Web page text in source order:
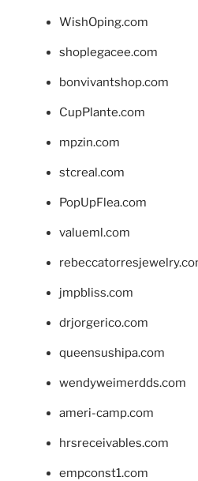
WishOping.com
shoplegacee.com
bonvivantshop.com
CupPlante.com
mpzin.com
stcreal.com
PopUpFlea.com
valueml.com
jmpbliss.com
drjorgerico.com
queensushipa.com
wendyweimerdds.com
ameri-camp.com
hrsreceivables.com
empconst1.com